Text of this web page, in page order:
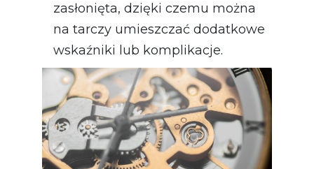
zasłonięta, dzięki czemu można
na tarczy umieszczać dodatkowe
wskaźniki lub komplikacje.